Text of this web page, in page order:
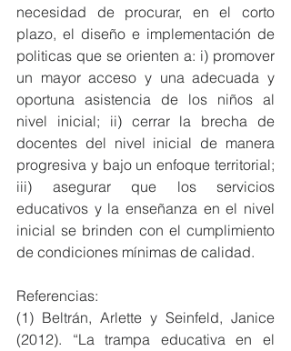
necesidad de procurar, en el corto
plazo, el diseño e implementación de
politicas que se orienten a: i) promover
un mayor acceso y una adecuada y
oportuna asistencia de los niños al
nivel inicial; ii) cerrar la brecha de
docentes del nivel inicial de manera
progresiva y bajo un enfoque territorial;
iii) asegurar que los servicios
educativos y la enseñanza en el nivel
inicial se brinden con el cumplimiento
de condiciones mínimas de calidad.
Referencias:
(1) Beltrán, Arlette y Seinfeld, Janice
(2012). “La trampa educativa en el